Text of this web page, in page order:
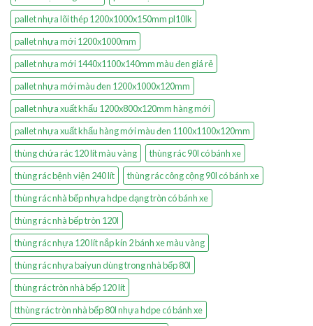
pallet nhựa lõi thép 1200x1000x150mm pl10lk
pallet nhựa mới 1200x1000mm
pallet nhựa mới 1440x1100x140mm màu đen giá rẻ
pallet nhựa mới màu đen 1200x1000x120mm
pallet nhựa xuất khẩu 1200x800x120mm hàng mới
pallet nhựa xuất khẩu hàng mới màu đen 1100x1100x120mm
thùng chứa rác 120 lít màu vàng
thùng rác 90l có bánh xe
thùng rác bệnh viện 240 lít
thùng rác công cộng 90l có bánh xe
thùng rác nhà bếp nhựa hdpe dạng tròn có bánh xe
thùng rác nhà bếp tròn 120l
thùng rác nhựa 120 lít nắp kín 2 bánh xe màu vàng
thùng rác nhựa baiyun dùng trong nhà bếp 80l
thùng rác tròn nhà bếp 120 lít
tthùng rác tròn nhà bếp 80l nhựa hdpe có bánh xe